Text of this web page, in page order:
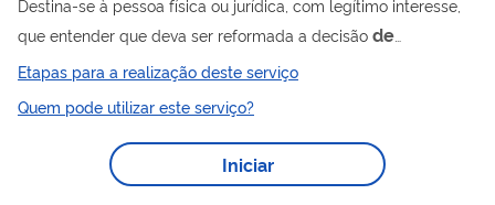
Destina-se à pessoa física ou jurídica, com legítimo interesse,
que entender que deva ser reformada a decisão de
indeferimento do pedido deregistrode
fornecimentode tecnologia (Know-How),
de licença compulsória para exploração
contratodelicençadeexploraçãode
Etapas para a realização deste serviço
Quem pode utilizar este serviço?
Iniciar